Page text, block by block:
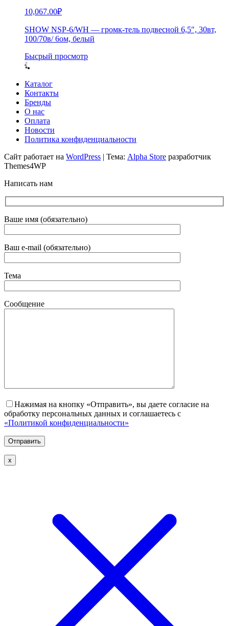
10,067.00₽
SHOW NSP-6/WH — громк-тель подвесной 6,5″, 30вт,
100/70в/ 6ом, белый
Бысрый просмотр
Каталог
Контакты
Бренды
О нас
Оплата
Новости
Политика конфиденциальности
Сайт работает на WordPress | Тема: Alpha Store разработчик
Themes4WP
Написать нам
Ваше имя (обязательно)
Ваш e-mail (обязательно)
Тема
Сообщение
Нажимая на кнопку «Отправить», вы даете согласие на
обработку персональных данных и соглашаетесь с
«Политикой конфиденциальности»
х